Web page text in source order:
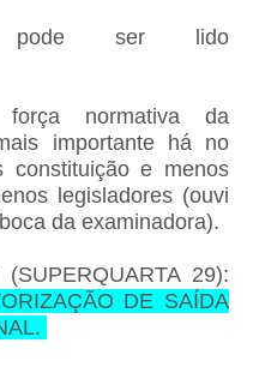
ser lido
normativa da
importante há no
constituição e menos
legisladores (ouvi
da examinadora).
29):
DE SAÍDA